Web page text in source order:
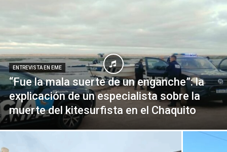
ENTREVISTA EN EME
“Fue la mala suerte de un enganche”: la
explicación de un especialista sobre la
muerte del kitesurfista en el Chaquito